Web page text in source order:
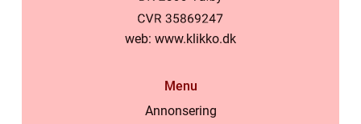
web: www.klikko.dk
Menu
Annonsering